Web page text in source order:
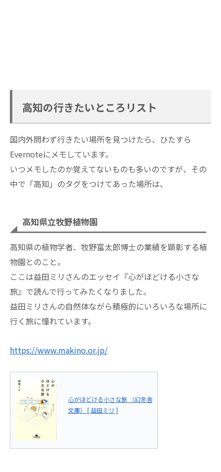
高知の行きたいところリスト
国内外問わず行きたい場所を見つけたら、ひたすら
Evernoteにメモしています。
いつメモしたのか覚えてないものも多いのですが、その
中で「高知」のタグをつけてあった場所は、
高知県立牧野植物園
高知県の植物学者、牧野富太郎博士の業績を顕彰する植
物園とのこと。
ここは益田ミリさんのエッセイ『心がほどける小さな
旅』で読んで行ってみたくなりました。
益田ミリさんの自然体ながら積極的にいろいろな場所に
行く旅に憧れています。
https://www.makino.or.jp/
心がほどける小さな旅 （幻冬舎
文庫） [ 益田ミリ ]